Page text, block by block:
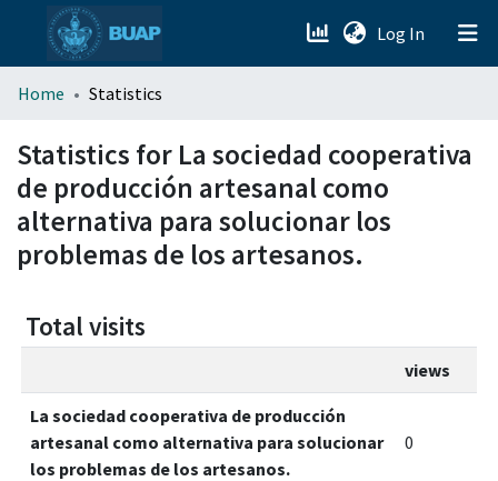
Log In (current)
menu.section.about_menu
All of DSpace
Home Statistics
Statistics for La sociedad cooperativa
de producción artesanal como
alternativa para solucionar los
problemas de los artesanos.
Total visits
views
La sociedad cooperativa de producción
artesanal como alternativa para solucionar
los problemas de los artesanos.
0